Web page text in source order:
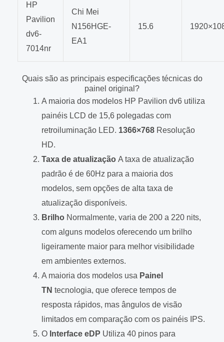
HP
Pavilion
dv6-
7014nr
Chi Mei
N156HGE-
EA1
15.6
Quais são as principais especificações técnicas do
painel original?
A maioria dos modelos HP Pavilion dv6 utiliza
painéis LCD de 15,6 polegadas com
retroiluminação LED. 1366×768 Resolução
HD.
Taxa de atualização A taxa de atualização
padrão é de 60Hz para a maioria dos
modelos, sem opções de alta taxa de
atualização disponíveis.
Brilho Normalmente, varia de 200 a 220 nits,
com alguns modelos oferecendo um brilho
ligeiramente maior para melhor visibilidade
em ambientes externos.
A maioria dos modelos usa Painel
TN tecnologia, que oferece tempos de
resposta rápidos, mas ângulos de visão
limitados em comparação com os painéis IPS.
O Interface eDP Utiliza 40 pinos para